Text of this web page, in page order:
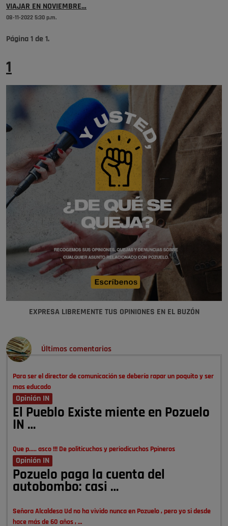
VIAJAR EN NOVIEMBRE…
08-11-2022 5:30 p.m.
Página 1 de 1.
1
EXPRESA LIBREMENTE TUS OPINIONES EN EL BUZÓN
Últimos comentarios
Para ser el director de comunicación se debería rapar un poquito y ser
mas educado
Opinión IN
El Pueblo Existe miente en Pozuelo
IN …
Que p..... asco !!! De politicuchos y periodicuchos Ppineros
Opinión IN
Pozuelo paga la cuenta del
autobombo: casi …
Señora Alcaldesa Ud no ha vivido nunca en Pozuelo , pero yo si desde
hace más de 60 años , …